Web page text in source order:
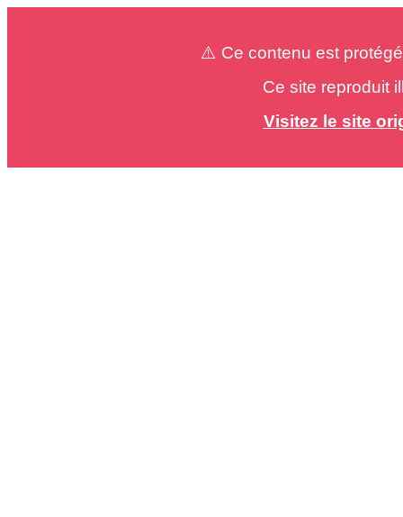
⚠️ Ce contenu est
Ce site reproduit
Visitez le site